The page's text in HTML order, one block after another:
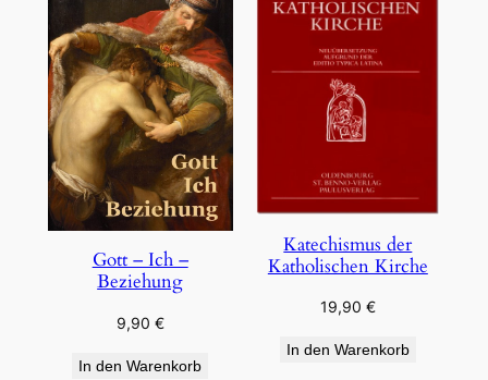
Gott – Ich –
Beziehung
9,90 €
In den Warenkorb
Katechismus der
Katholischen Kirche
19,90 €
In den Warenkorb